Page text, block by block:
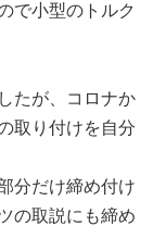
で小型のトルク
たが、コロナか
取り付けを自分
分だけ締め付け
の取説にも締め